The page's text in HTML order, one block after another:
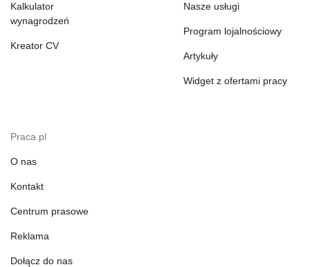
Kalkulator
wynagrodzeń
Kreator CV
Nasze usługi
Program lojalnościowy
Artykuły
Widget z ofertami pracy
Praca.pl
O nas
Kontakt
Centrum prasowe
Reklama
Dołącz do nas